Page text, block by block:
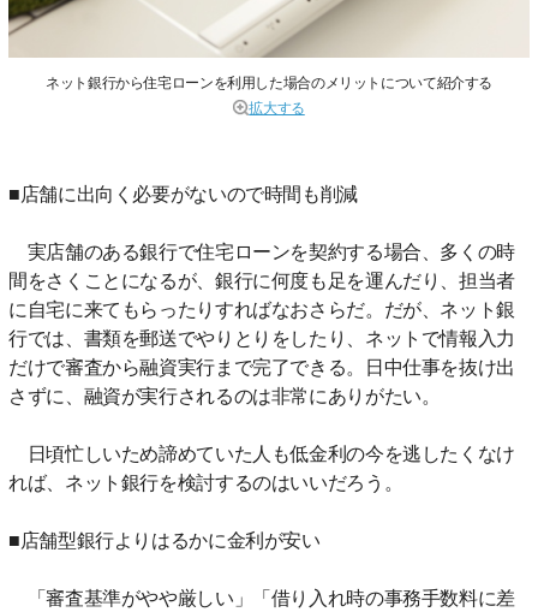
ネット銀行から住宅ローンを利用した場合のメリットについて紹介する
拡大する
■店舗に出向く必要がないので時間も削減
実店舗のある銀行で住宅ローンを契約する場合、多くの時
間をさくことになるが、銀行に何度も足を運んだり、担当者
に自宅に来てもらったりすればなおさらだ。だが、ネット銀
行では、書類を郵送でやりとりをしたり、ネットで情報入力
だけで審査から融資実行まで完了できる。日中仕事を抜け出
さずに、融資が実行されるのは非常にありがたい。
日頃忙しいため諦めていた人も低金利の今を逃したくなけ
れば、ネット銀行を検討するのはいいだろう。
■店舗型銀行よりはるかに金利が安い
「審査基準がやや厳しい」「借り入れ時の事務手数料に差